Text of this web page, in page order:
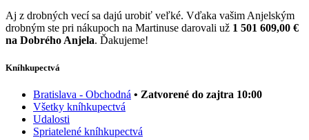
Aj z drobných vecí sa dajú urobiť veľké. Vďaka vašim Anjelským
drobným ste pri nákupoch na Martinuse darovali už 1 501 609,00 €
na Dobrého Anjela. Ďakujeme!
Kníhkupectvá
Bratislava - Obchodná • Zatvorené do zajtra 10:00
Všetky kníhkupectvá
Udalosti
Spriatelené kníhkupectvá